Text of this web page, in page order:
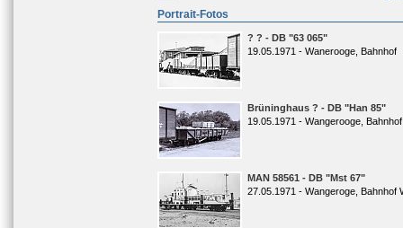
Portrait-Fotos
? ? - DB "63 065"
19.05.1971 - Wanerooge, Bahnhof
Brüninghaus ? - DB "Han 85"
19.05.1971 - Wangerooge, Bahnhof
MAN 58561 - DB "Mst 67"
27.05.1971 - Wangeroge, Bahnhof